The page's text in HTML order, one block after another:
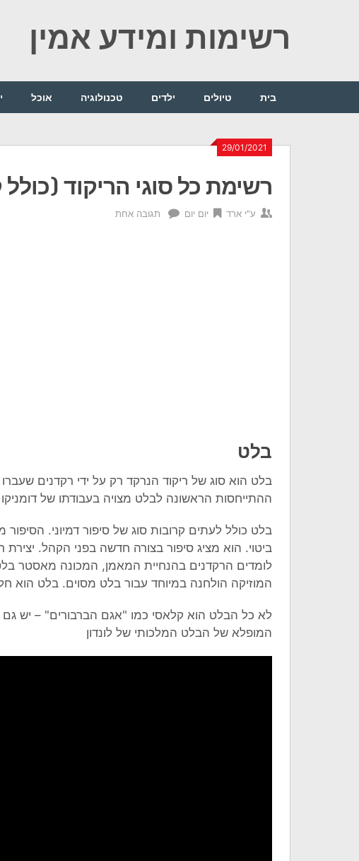
רשימות ומידע אמין
בית טיולים ילדים טכנולוגיה אוכל
29/01/2021
רשימת כל סוגי הריקוד (כולל
ע"י ארד יום יום תגובה אחת
בלט
בלט הוא סוג של ריקוד הנרקד רק על ידי רקדנים
ההתייחסות הראשונה לבלט מצויה בעבודתו של
בלט כולל לעתים קרובות סוג של סיפור דמיוני.
ביטוי. הוא מציג סיפור בצורה חדשה בפני הקהל. יצירת
לומדים הרקדנים בהנחיית המאמן, המכונה מאסטר
המוזיקה הולחנה במיוחד עבור בלט מסוים. בלט הוא
לא כל הבלט הוא קלאסי כמו "אגם הברבורים" – יש גם
המופלא של הבלט המלכותי של לונדון